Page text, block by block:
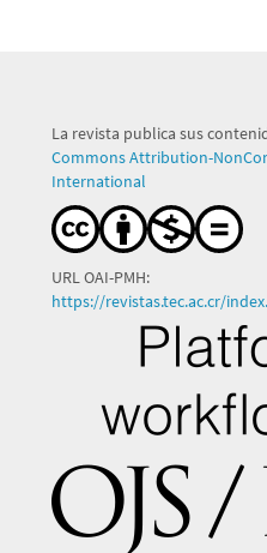
La revista publica sus
Commons Attribution-
International
URL OAI-PMH:
https://revistas.tec.ac.cr/